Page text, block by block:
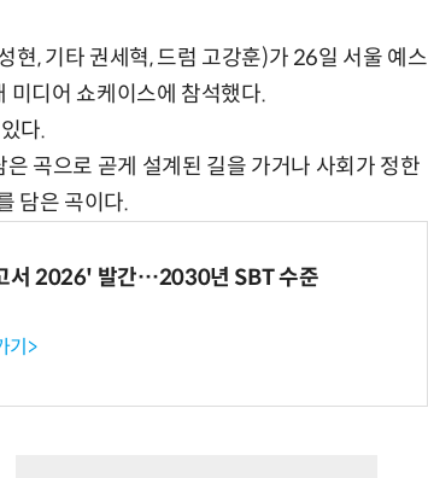
, 기타 권세혁, 드럼 고강훈)가 26일 서울 예스
미디어 쇼케이스에 참석했다.
다.
곡으로 곧게 설계된 길을 가거나 사회가 정한
담은 곡이다.
서 2026' 발간…2030년 SBT 수준
기>